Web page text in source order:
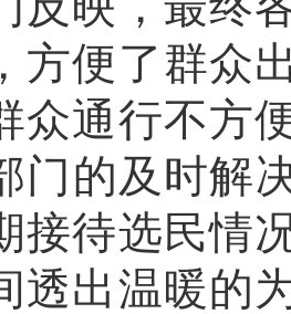
方便了群众
众通行不方
门的及时解
接待选民情
透出温暖的